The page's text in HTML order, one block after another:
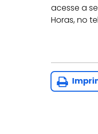
acesse a
Horas, no